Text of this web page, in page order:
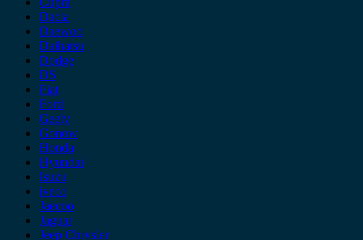
Dacia
Daewoo
Daihatsu
Dodge
DS
Fiat
Ford
Geely
Gonow
Honda
Hyundai
Isuzu
iveco
Jaecoo
Jaguar
Jeep Chrysler